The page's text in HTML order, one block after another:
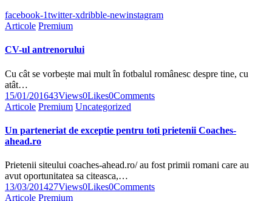
facebook-1twitter-xdribble-newinstagram
Articole Premium
CV-ul antrenorului
Cu cât se vorbește mai mult în fotbalul românesc despre tine, cu
atât…
15/01/201643Views0Likes0Comments
Articole Premium Uncategorized
Un parteneriat de exceptie pentru toti prietenii Coaches-
ahead.ro
Prietenii siteului coaches-ahead.ro/ au fost primii romani care au
avut oportunitatea sa citeasca,…
13/03/201427Views0Likes0Comments
Articole Premium